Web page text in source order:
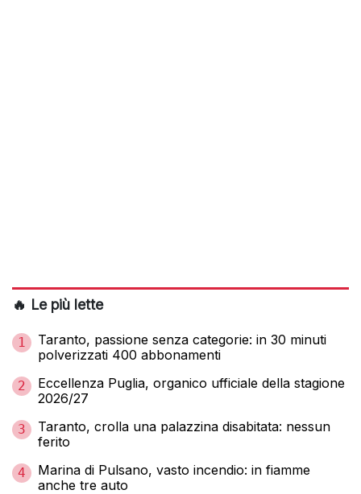
🔥 Le più lette
1
Taranto, passione senza categorie: in 30 minuti
polverizzati 400 abbonamenti
2
Eccellenza Puglia, organico ufficiale della stagione
2026/27
3
Taranto, crolla una palazzina disabitata: nessun
ferito
4
Marina di Pulsano, vasto incendio: in fiamme
anche tre auto